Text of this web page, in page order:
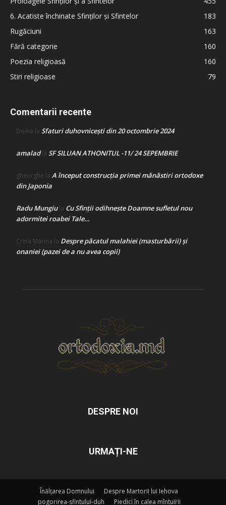
6. Acatiste închinate Sfinților și Sfintelor
183
Rugăciuni
163
Fără categorie
160
Poezia religioasă
160
Stiri religioase
79
Comentarii recente
Doina la Sfaturi duhovnicești din 20 octombrie 2024
amaladla SF SILUAN ATHONITUL -11/ 24 SEPEMBRIE
gheorghe la A început construcţia primei mănăstiri ortodoxe
din Japonia
Radu Mungiula Cu Sfinții odihnește Doamne sufletul nou
adormitei roabei Tale…
Crina Marina la Despre păcatul malahiei (masturbării) şi
onaniei (pazei de a nu avea copii)
DESPRE NOI
URMAȚI-NE
Înălțarea Domnului
Despre Martorii lui Iehova
pogorirea-sfintului-duh
Piedici în calea mîntuirii